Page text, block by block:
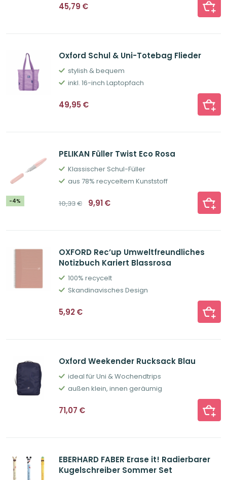
45,79 €
Oxford Schul & Uni-Totebag Flieder
stylish & bequem
inkl. 16-inch Laptopfach
49,95 €
-4%
PELIKAN Füller Twist Eco Rosa
Klassischer Schul-Füller
aus 78% recyceltem Kunststoff
10,33€ Ursprünglicher
Preis
9,91€
OXFORD Rec’up Umweltfreundliches
Notizbuch Kariert Blassrosa
100% recycelt
Skandinavisches Design
5,92€
Oxford Weekender Rucksack Blau
ideal für Uni & Wochendtrips
außen klein, innen geräumig
71,07 €
EBERHARD FABER Erase it! Radierbarer
Kugelschreiber Sommer Set